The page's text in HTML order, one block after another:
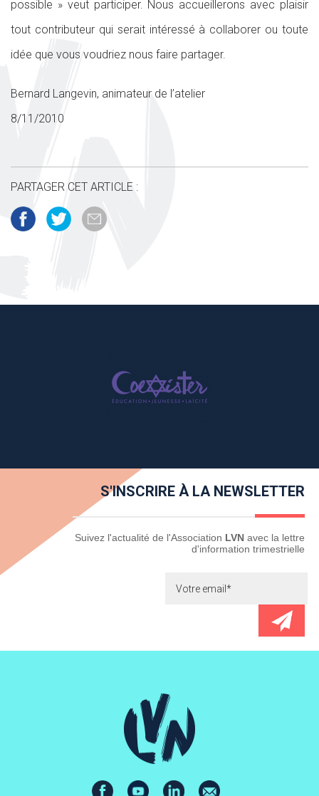
possible » veut participer. Nous accueillerons avec plaisir
tout contributeur qui serait intéressé à collaborer ou toute
idée que vous voudriez nous faire partager.
Bernard Langevin, animateur de l’atelier
8/11/2010
PARTAGER CET ARTICLE :
S'INSCRIRE À LA NEWSLETTER
Newsletter Suivez l'actualité de l'Association LVN avec la lettre
d'information trimestrielle